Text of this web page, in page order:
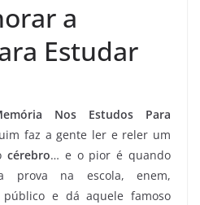
a
Estudar
Nos Estudos Para
faz a gente ler e reler um
cérebro… e o pior é quando
prova na escola, enem,
e dá aquele famoso